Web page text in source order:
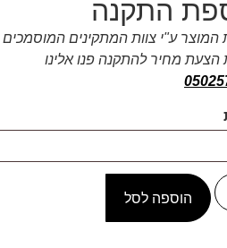
התקנה
המוצר ע"י צוות המתקינים
הצעת מחיר להתקנה פנו אלינו
הוספה לסל